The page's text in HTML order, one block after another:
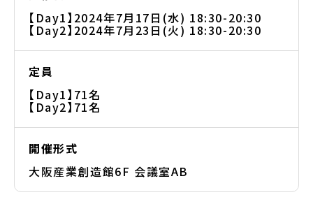
【Day1】2024年7月17日(水) 18:30-20:30
【Day2】2024年7月23日(火) 18:30-20:30
定員
【Day1】71名
【Day2】71名
開催形式
大阪産業創造館6F 会議室AB